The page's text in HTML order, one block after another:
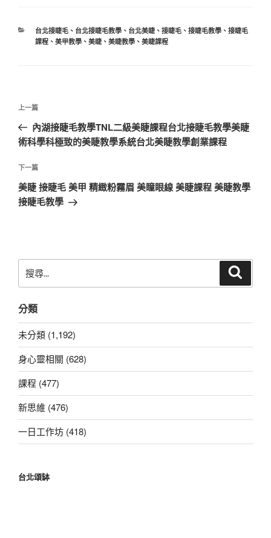
分
類
台北接睫毛、 台北接睫毛教學、 台北美睫、 接睫毛、 接睫毛教學、 接睫毛
課程、 美甲教學、 美睫、 美睫教學、 美睫課程
文
導
覽
上
一
篇
章
上一篇
內湖接睫毛教學TNL二級美睫課程台北接睫毛教學美睫
術科學科極致的美睫教學系統台北美睫教學創業課程
下
一
篇
下一篇
美睫 接睫毛 美甲 精緻粉霧眉 美瞳眼線 美睫課程 美睫教學
接睫毛教學
尋
鍵
字:
分類
未分類 (1,192)
身心靈相關 (628)
課程 (477)
新思維 (476)
一日工作坊 (418)
台北頌缽